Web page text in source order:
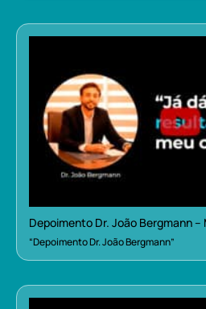
Depoimento Dr. João Bergmann
“Depoimento Dr. João Bergmann”